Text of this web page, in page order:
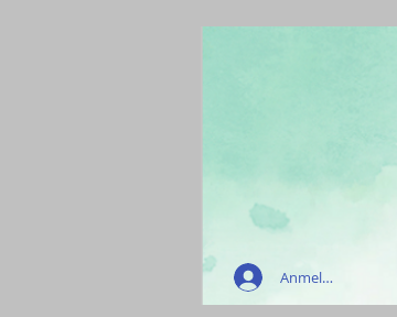
Anmelden